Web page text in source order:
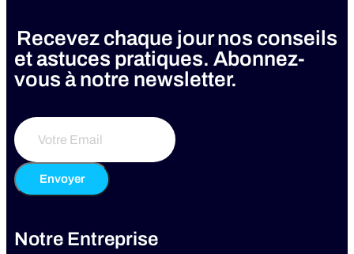
Recevez chaque jour nos conseils
et astuces pratiques. Abonnez-
vous à notre newsletter.
Envoyer
Notre Entreprise